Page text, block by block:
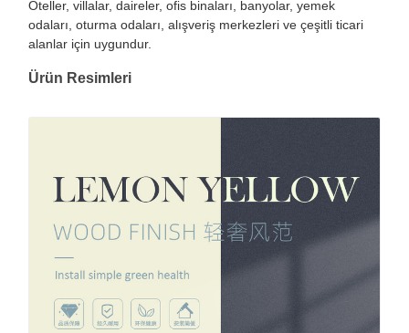
Oteller, villalar, daireler, ofis binaları, banyolar, yemek
odaları, oturma odaları, alışveriş merkezleri ve çeşitli ticari
alanlar için uygundur.
Ürün Resimleri